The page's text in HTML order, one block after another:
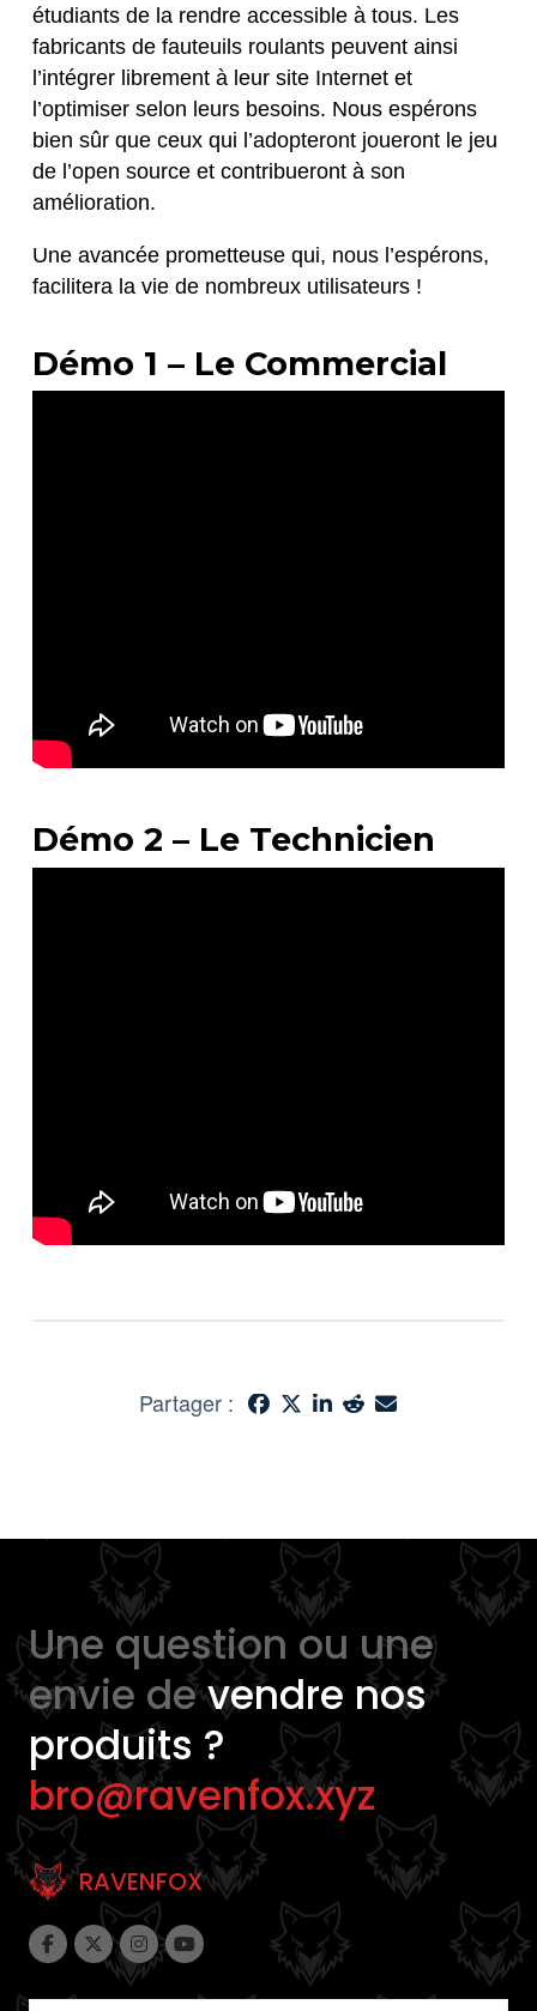
étudiants de la rendre accessible à tous. Les
fabricants de fauteuils roulants peuvent ainsi
l’intégrer librement à leur site Internet et
l’optimiser selon leurs besoins. Nous espérons
bien sûr que ceux qui l’adopteront joueront le jeu
de l’open source et contribueront à son
amélioration.
Une avancée prometteuse qui, nous l’espérons,
facilitera la vie de nombreux utilisateurs !
Démo 1 – Le Commercial
Démo 2 – Le Technicien
Partager :
Une question ou une
envie devendre nos
produits ?
bro@ravenfox.xyz
RAVENFOX